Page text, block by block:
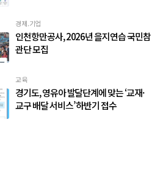
경제.기업
인천항만공사, 2026년 을지연습 국민참
관단 모집
교육
경기도, 영유아 발달단계에 맞는 ‘교재·
교구 배달 서비스’ 하반기 접수